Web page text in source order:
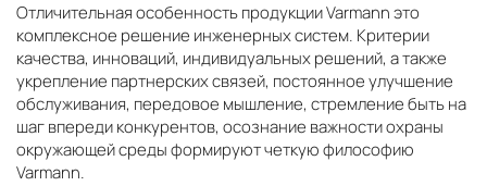
Отличительная особенность продукции Varmann это
комплексное решение инженерных систем. Критерии
качества, инноваций, индивидуальных решений, а также
укрепление партнерских связей, постоянное улучшение
обслуживания, передовое мышление, стремление быть на
шаг впереди конкурентов, осознание важности охраны
окружающей среды формируют четкую философию
Varmann.